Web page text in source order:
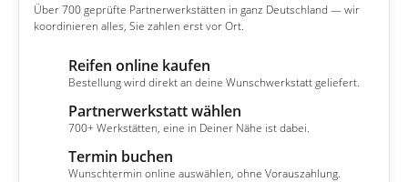
Über 700 geprüfte Partnerwerkstätten in ganz Deutschland — wir
koordinieren alles, Sie zahlen erst vor Ort.
Reifen online kaufen
Bestellung wird direkt an deine Wunschwerkstatt geliefert.
Partnerwerkstatt wählen
700+ Werkstätten, eine in Deiner Nähe ist dabei.
Termin buchen
Wunschtermin online auswählen, ohne Vorauszahlung.